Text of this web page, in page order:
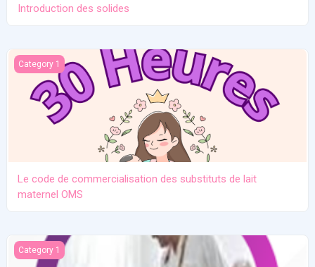
Introduction des solides
Le code de commercialisation des substituts de lait maternel
Category 1
Le code de commercialisation des substituts de lait
maternel OMS
Conférence: Pour une révision de la terminologie de l'allaitement.
Category 1